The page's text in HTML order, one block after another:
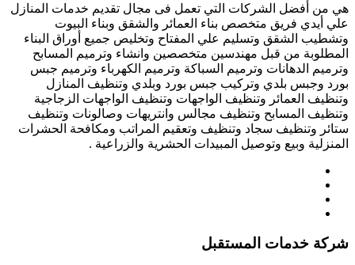
هي من أفضل الشركات التي تعمل فى مجال تقديم خدمات المنازل
علي أيدي فريق متخصص بناء العمائر والشقق وبناء البيوت
وتشطيب الشقق وتسليم علي المفتاح وتخليص جميع أوراق البناء
المطلوبة من قبل مهندسين متخصصين وانشاء وترميم المسابح
وترميم الدهانات وترميم السباكة وترميم الكهرباء وترميم جبس
بورد وجبس بلدي وتركيب جبس بورد وبلدي وتنظيف المنازل
وتنظيف العمائر وتنظيف الواجهات وتنظيف الواجهات الزجاجية
وتنظيف المسابح وتنظيف مجالس وانتريهات وصالونات وتنظيف
ستائر وتنظيف سجاد وتنظيف وتعقيم المراتب ومكافحة الحشرات
المنزلية وبيع وتوصيل المبيدات الحشرية والزراعية .
شركة خدمات المستقبل